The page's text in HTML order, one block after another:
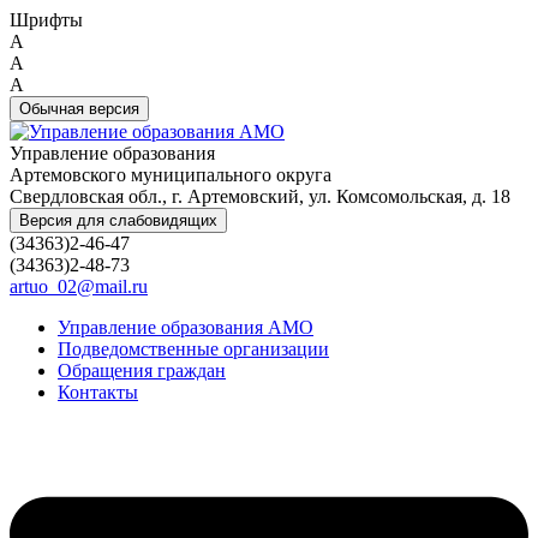
Шрифты
A
A
A
Обычная версия
Управление образования
Артемовского муниципального округа
Свердловская обл., г. Артемовский, ул. Комсомольская, д. 18
Версия для слабовидящих
(34363)2-46-47
(34363)2-48-73
artuo_02@mail.ru
Управление образования АМО
Подведомственные организации
Обращения граждан
Контакты